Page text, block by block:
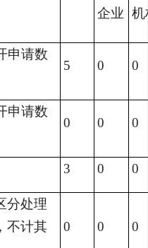
企业 机
申请数
5 0 0
申请数
0 0 0
3 0 0
分处理
不计其
0 0 0